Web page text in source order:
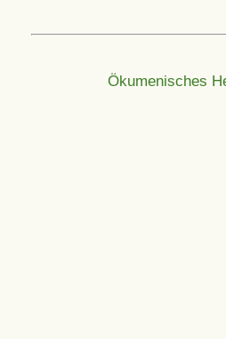
Ökumenisches